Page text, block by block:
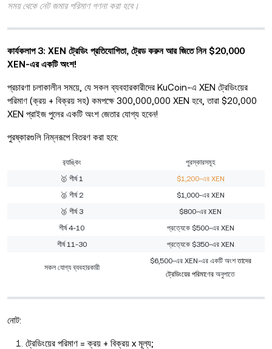
সময় থেকে নেট জমার পরিমাণ গণনা করা হবে।
কার্যকলাপ 3: XEN ট্রেডিং প্রতিযোগিতা, ট্রেড করুন আর জিতে নিন $20,000
XEN-এর একটি অংশ!
প্রচারণা চলাকালীন সময়ে, যে সকল ব্যবহারকারীদের KuCoin-এ XEN ট্রেডিংয়ের
পরিমাণ (ক্রয় + বিক্রয় সহ) কমপক্ষে 300,000,000 XEN হবে, তারা $20,000
XEN প্রাইজ পুলের একটি অংশ জেতার যোগ্য হবেন!
পুরষ্কারগুলি নিম্নরূপে বিতরণ করা হবে:
র‍্যাঙ্কিং
পুরস্কারসমূহ
🥇 শীর্ষ 1
$1,200-এর XEN
🥈 শীর্ষ 2
$1,000-এর XEN
🥉 শীর্ষ 3
$800-এর XEN
শীর্ষ 4-10
প্রত্যেকে $500-এর XEN
শীর্ষ 11-30
প্রত্যেকে $350-এর XEN
সকল যোগ্য ব্যবহারকারী
$6,500-এর XEN-এর একটি অংশতাদের
ট্রেডিংয়ের পরিমাণের অনুপাতে
নোট:
ট্রেডিংয়ের পরিমাণ = ক্রয় + বিক্রয় x মূল্য;